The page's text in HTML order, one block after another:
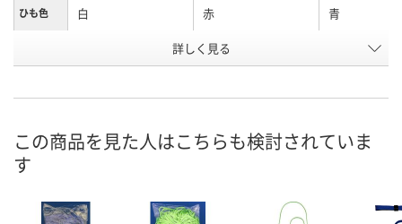
ひも色 白 赤 青
P418594 P418592
8月26日（水）まで
カゴへ カゴへ カ
詳しく見る
この商品を見た人はこちらも検討されていま
す